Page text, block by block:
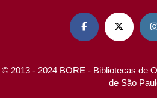
 
© 2013 - 2024 BORE - Bibliotecas de
de São